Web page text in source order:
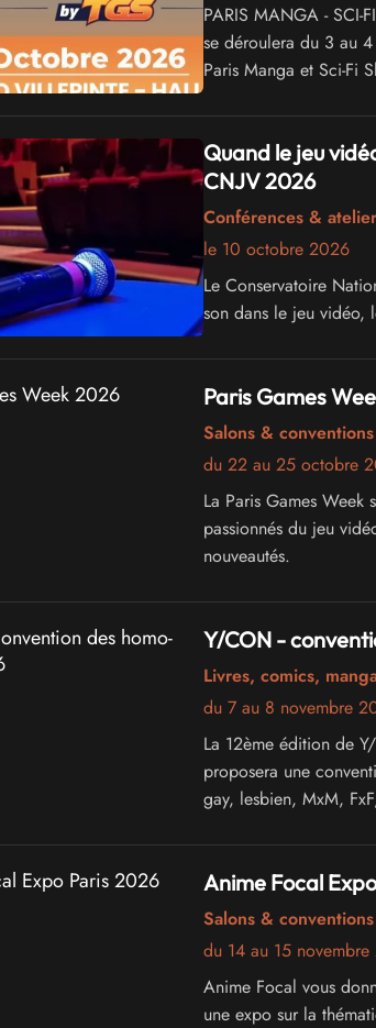
PARIS MANGA - SCI-
se déroulera du 3 au
Paris Manga et Sci-Fi
différents univers du
du Jeu Vidéo et de la
Quand le jeu
CNJV 2026
Conférences &
le 10 octobre 2026
Le Conservatoire
son dans le jeu vidéo,
Paris Games
Salons &
du 22 au 25 octobre
La Paris Games
passionnés du jeu
nouveautés.
Y/CON -
Livres, comics,
du 7 au 8 novembre
La 12ème édition de
proposera une
gay, lesbien, MxM,
Anime Focal
Salons &
du 14 au 15
Anime Focal vous
une expo sur la